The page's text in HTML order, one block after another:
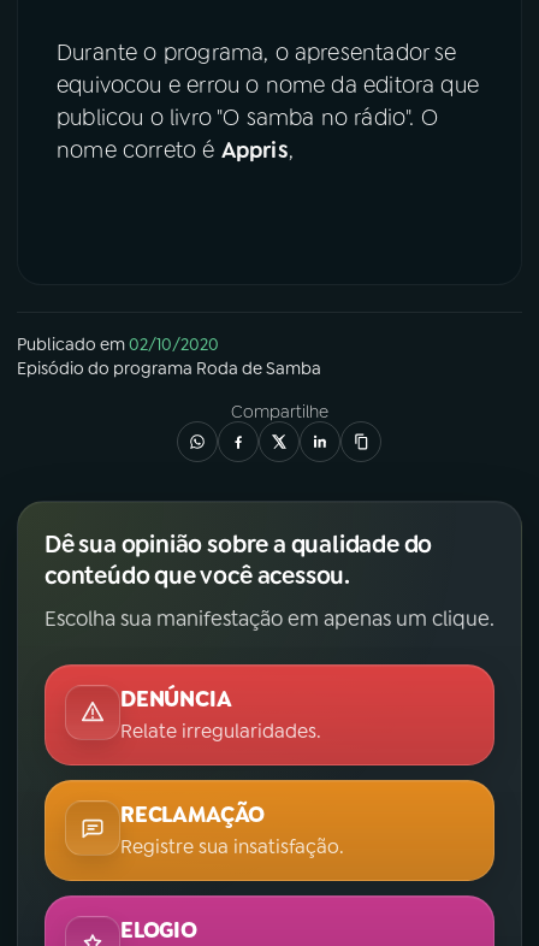
Durante o programa, o apresentador se
equivocou e errou o nome da editora que
publicou o livro "O samba no rádio". O
nome correto é Appris,
Publicado em02/10/2020
Episódio do programa Roda de Samba
Compartilhe
Dê sua opinião sobre a qualidade do
conteúdo que você acessou.
Escolha sua manifestação em apenas um clique.
DENÚNCIA
Relate irregularidades.
RECLAMAÇÃO
Registre sua insatisfação.
ELOGIO